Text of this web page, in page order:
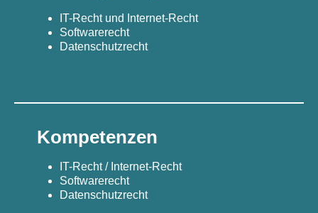
IT-Recht und Internet-Recht
Softwarerecht
Datenschutzrecht
Kompetenzen
IT-Recht / Internet-Recht
Softwarerecht
Datenschutzrecht